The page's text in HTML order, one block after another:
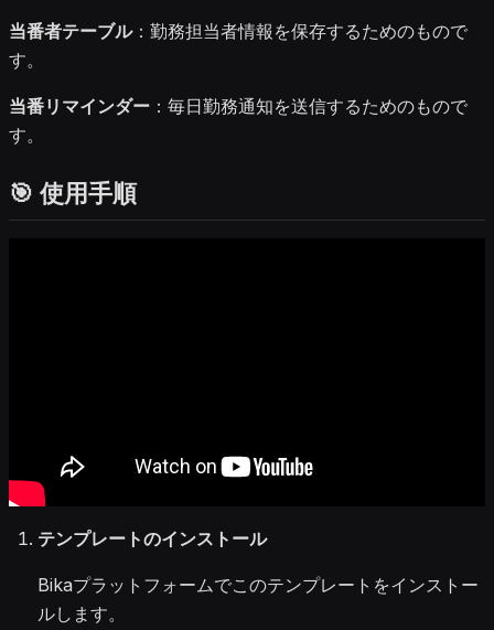
当番者テーブル：勤務担当者情報を保存するためのもので
す。
当番リマインダー ：毎日勤務通知を送信するためのもので
す。
🎯 使用手順
テンプレートのインストール
Bikaプラットフォームでこのテンプレートをインストー
ルします。